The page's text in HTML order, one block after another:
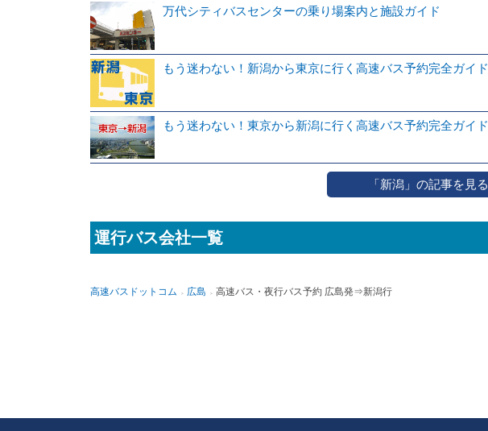
万代シティバスセンターの乗り場案内と施設ガイド
もう迷わない！新潟から東京に行く高速バス予約完全ガイド
もう迷わない！東京から新潟に行く高速バス予約完全ガイド
「新潟」の記事を見る
運行バス会社一覧
高速バスドットコム 広島 高速バス・夜行バス予約 広島発⇒新潟行